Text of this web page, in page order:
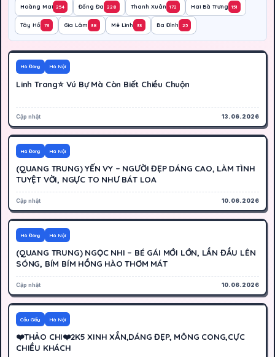
Hoàng Mai 254 Đống Đa 228 Thanh Xuân 172 Hai Bà Trưng 151
Tây Hồ 73 Gia Lâm 38 Mê Linh 33 Ba Đình 25
300K
Hà Đông Hà Nội
Linh Trang⭐ Vú Bự Mà Còn Biết Chiều Chuộn
Cập nhật 13.06.2026
400K
Hà Đông Hà Nội
(QUANG TRUNG) YẾN VY – NGƯỜI ĐẸP DÁNG CAO, LÀM TÌNH
TUYỆT VỜI, NGỰC TO NHƯ BÁT LOA
Cập nhật 10.06.2026
400K
Hà Đông Hà Nội
(QUANG TRUNG) NGỌC NHI – BÉ GÁI MỚI LỚN, LẦN ĐẦU LÊN
SÓNG, BÍM BÍM HỒNG HÀO THƠM MÁT
Cập nhật 10.06.2026
500K
Cầu Giấy Hà Nội
❤️THẢO CHI❤️2K5 XINH XẮN,DÁNG ĐẸP, MÔNG CONG,CỰC
CHIỀU KHÁCH